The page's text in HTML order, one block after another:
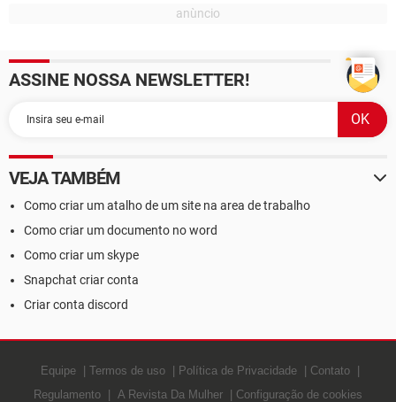
ASSINE NOSSA NEWSLETTER!
VEJA TAMBÉM
Como criar um atalho de um site na area de trabalho
Como criar um documento no word
Como criar um skype
Snapchat criar conta
Criar conta discord
Equipe Termos de uso Política de Privacidade
Contato
Regulamento
A Revista Da Mulher Configuração de cookies